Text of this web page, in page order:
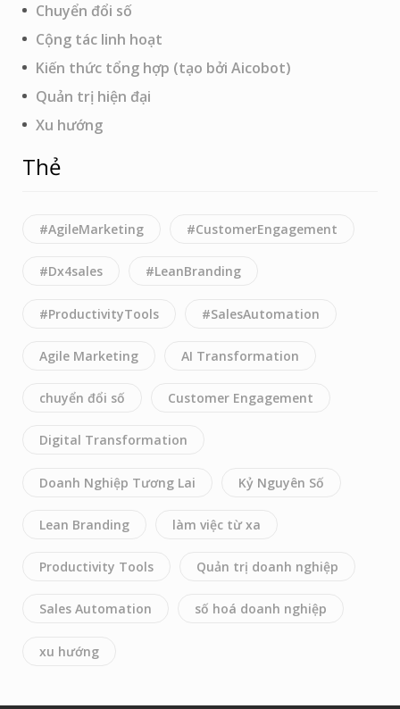
Chuyển đổi số
Cộng tác linh hoạt
Kiến thức tổng hợp (tạo bởi Aicobot)
Quản trị hiện đại
Xu hướng
Thẻ
#AgileMarketing #CustomerEngagement
#Dx4sales #LeanBranding
#ProductivityTools #SalesAutomation
Agile Marketing AI Transformation
chuyển đổi số Customer Engagement
Digital Transformation
Doanh Nghiệp Tương Lai Kỷ Nguyên Số
Lean Branding làm việc từ xa
Productivity Tools Quản trị doanh nghiệp
Sales Automation số hoá doanh nghiệp
xu hướng